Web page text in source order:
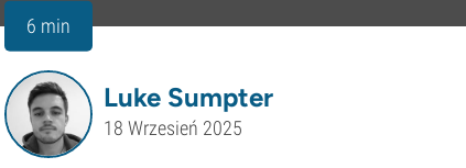
6 min
Luke Sumpter
18 Wrzesień 2025